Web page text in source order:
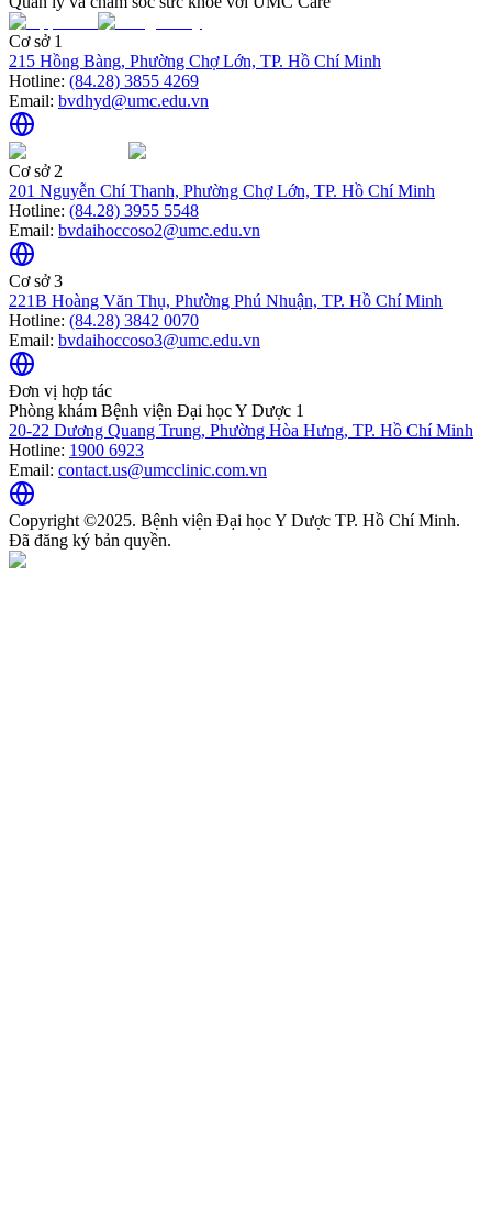
Cơ sở 1
215 Hồng Bàng, Phường Chợ Lớn, TP. Hồ Chí Minh
Hotline: (84.28) 3855 4269
Email: bvdhyd@umc.edu.vn
Cơ sở 2
201 Nguyễn Chí Thanh, Phường Chợ Lớn, TP. Hồ Chí Minh
Hotline: (84.28) 3955 5548
Email: bvdaihoccoso2@umc.edu.vn
Cơ sở 3
221B Hoàng Văn Thụ, Phường Phú Nhuận, TP. Hồ Chí Minh
Hotline: (84.28) 3842 0070
Email: bvdaihoccoso3@umc.edu.vn
Đơn vị hợp tác
Phòng khám Bệnh viện Đại học Y Dược 1
20-22 Dương Quang Trung, Phường Hòa Hưng, TP. Hồ Chí Minh
Hotline: 1900 6923
Email: contact.us@umcclinic.com.vn
Copyright ©2025. Bệnh viện Đại học Y Dược TP. Hồ Chí Minh.
Đã đăng ký bản quyền.